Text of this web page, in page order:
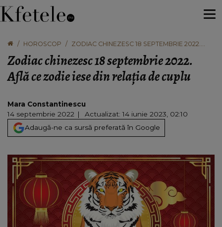
HOROSCOP
ZODIAC CHINEZESC 18 SEPTEMBRIE 2022.
Zodiac chinezesc 18 septembrie 2022.
Află ce zodie iese din relația de cuplu
Mara Constantinescu
14 septembrie 2022
Actualizat: 14 iunie 2023, 02:10
Adaugă-ne ca sursă preferată în Google